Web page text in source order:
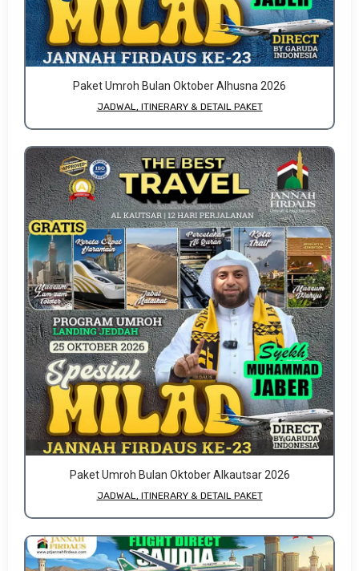
Paket Umroh Bulan Oktober Alhusna 2026
JADWAL, ITINERARY & DETAIL PAKET
Paket Umroh Bulan Oktober Alkautsar 2026
JADWAL, ITINERARY & DETAIL PAKET